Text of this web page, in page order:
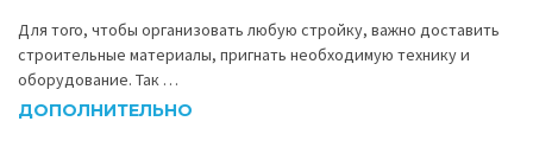
Для того, чтобы организовать любую стройку, важно доставить
строительные материалы, пригнать необходимую технику и
оборудование. Так …
ДОПОЛНИТЕЛЬНО